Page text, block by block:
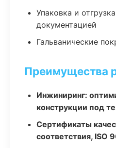
Упаковка и
документацией
Гальванические
Преимущества
Инжиниринг:
конструкции под
Сертификаты
соответствия, ISO